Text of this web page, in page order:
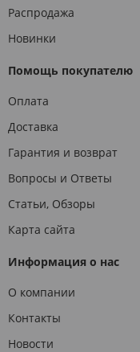
Распродажа
Новинки
Помощь покупателю
Оплата
Доставка
Гарантия и возврат
Вопросы и Ответы
Статьи, Обзоры
Карта сайта
Информация о нас
О компании
Контакты
Новости